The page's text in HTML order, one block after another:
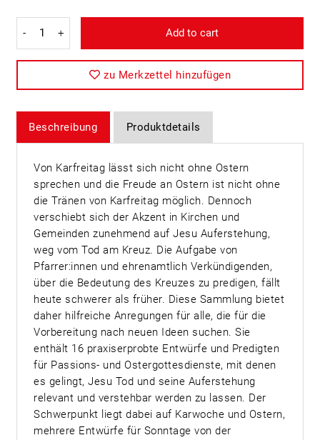
- + Add to cart
zu Merkzettel hinzufügen
Beschreibung Produktdetails
Von Karfreitag lässt sich nicht ohne Ostern
sprechen und die Freude an Ostern ist nicht ohne
die Tränen von Karfreitag möglich. Dennoch
verschiebt sich der Akzent in Kirchen und
Gemeinden zunehmend auf Jesu Auferstehung,
weg vom Tod am Kreuz. Die Aufgabe von
Pfarrer:innen und ehrenamtlich Verkündigenden,
über die Bedeutung des Kreuzes zu predigen, fällt
heute schwerer als früher. Diese Sammlung bietet
daher hilfreiche Anregungen für alle, die für die
Vorbereitung nach neuen Ideen suchen. Sie
enthält 16 praxiserprobte Entwürfe und Predigten
für Passions- und Ostergottesdienste, mit denen
es gelingt, Jesu Tod und seine Auferstehung
relevant und verstehbar werden zu lassen. Der
Schwerpunkt liegt dabei auf Karwoche und Ostern,
mehrere Entwürfe für Sonntage von der